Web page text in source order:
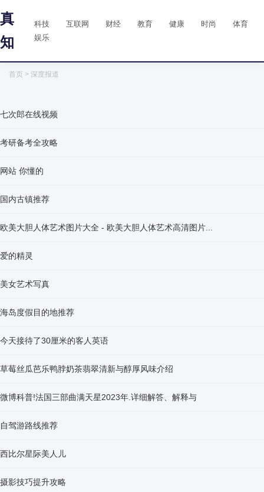
真
知
科技 互联网 财经 教育 健康 时尚
体育
娱乐
首页 > 深度报道
七次郎在线视频
考研备考全攻略
网站 你懂的
国内古镇推荐
欧美大胆人体艺术图片大全 - 欧美大胆人体艺术高清图片...
爱的精灵
美女艺术写真
海岛度假目的地推荐
今天接待了30厘米的客人英语
草莓丝瓜芭乐鸭脖奶茶翡翠清新与醇厚风味介绍
微博科普!法国三部曲满天星2023年.详细解答、解释与
自驾游路线推荐
西比尔星际美人儿
摄影技巧提升攻略